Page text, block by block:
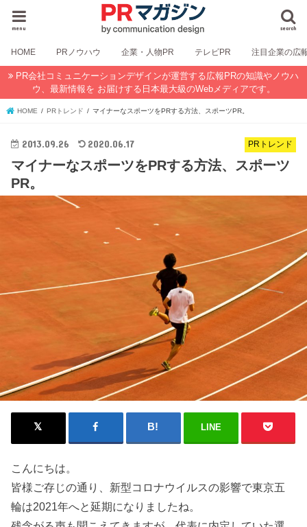
search
menu
HOME PRノウハウ 企業・人物PR テレビPR 注目企業の広
PR会社コミュニケーションデザインが運営する広報PRの知識やノウハ
ウ、最新情報を お届けする日本最大級のWebメディアです。
HOME PRトレンド マイナーなスポーツをPRする方法、スポーツPR。
PRトレンド
2013.09.26 2020.06.17
マイナーなスポーツをPRする方法、スポーツ
PR。
LINE
こんにちは。
皆様ご存じの通り、新型コロナウイルスの影響で東京五
輪は2021年へと延期になりましたね。